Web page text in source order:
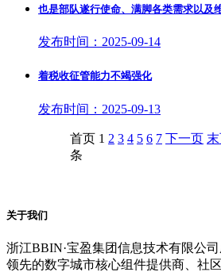
也是部队遂行使命、满脚各类需求以及
发布时间：2025-09-14
着税收征管能力不竭强化
发布时间：2025-09-13
首页 1 2 3 4 5 6 7 下一页
条
关于我们
浙江BBIN·宝盈集团信息技术有限公
领先的数字城市核心组件提供商、社